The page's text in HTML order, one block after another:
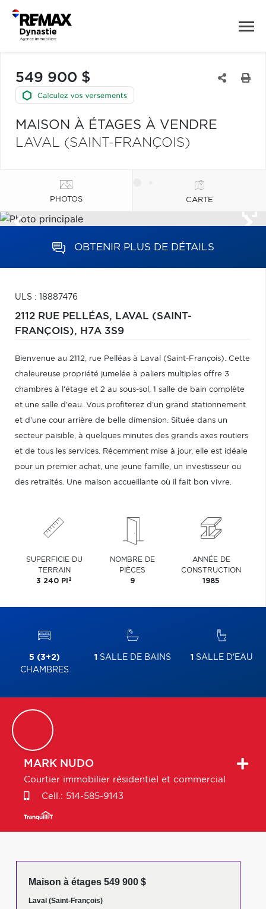
549 900 $
MAISON À ÉTAGES À VENDRE
LAVAL (SAINT-FRANÇOIS)
PHOTOS CARTE
OBTENIR PLUS DE DÉTAILS
ULS : 18887476
2112 RUE PELLÉAS, LAVAL (SAINT-
FRANÇOIS), H7A 3S9
Bienvenue au 2112, rue Pelléas à Laval (Saint-François). Cette
chaleureuse propriété jumelée à paliers multiples offre 3
chambres à l'étage et 2 au sous-sol, 1 salle de bain complète
et une salle d'eau. Vous profiterez d'un grand stationnement
et d'une cour arrière de belle dimension. Située dans un
secteur paisible, à quelques minutes des grands axes routiers
et de tous les services. Récemment mise à jour, elle est idéale
pour un premier achat, une jeune famille, un investisseur ou
des retraités. Une maison accueillante où il fait bon vivre.
SUPERFICIE DU
TERRAIN
3 240 PI 2
NOMBRE DE
PIÈCES
9
ANNÉE DE
CONSTRUCTION
1985
5 (3+2)
CHAMBRES
1 SALLE DE BAINS 1 SALLE D'EAU
MARK NUDO
Courtier immobilier résidentiel et commercial
Cell.: 514-585-9143
Maison à étages 549 900 $
Laval (Saint-François)